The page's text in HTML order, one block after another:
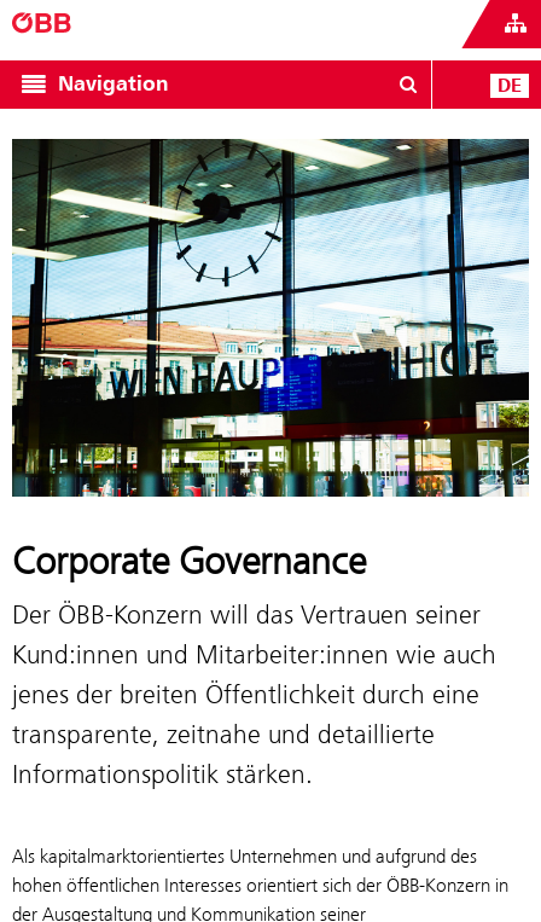
Navigation DE
Corporate Governance
Der ÖBB-Konzern will das Vertrauen seiner
Kund:innen und Mitarbeiter:innen wie auch
jenes der breiten Öffentlichkeit durch eine
transparente, zeitnahe und detaillierte
Informationspolitik stärken.
Als kapitalmarktorientiertes Unternehmen und aufgrund des
hohen öffentlichen Interesses orientiert sich der ÖBB-Konzern in
der Ausgestaltung und Kommunikation seiner